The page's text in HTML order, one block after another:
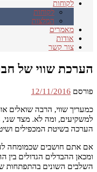
לקוחות
לקוחות
המלצות
מאמרים
אודות
צור קשר
הערכת שווי של
פורסם 12/11/2016
כמעריך שווי, הרבה שואלים
הערכה בשיטת המכפילים
אם אתם חושבים שכמומחה
ומכאן ההבדלים הגדולים
השלבים השונים בהתפתחות